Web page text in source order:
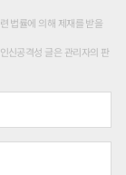
법률에 의해 제재를 받을
신공격성 글은 관리자의 판